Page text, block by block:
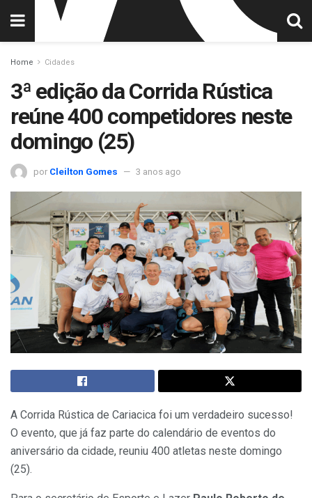
Home Cidades
3ª edição da Corrida Rústica
reúne 400 competidores neste
domingo (25)
por Cleilton Gomes 3 anos ago
A Corrida Rústica de Cariacica foi um verdadeiro sucesso!
O evento, que já faz parte do calendário de eventos do
aniversário da cidade, reuniu 400 atletas neste domingo
(25).